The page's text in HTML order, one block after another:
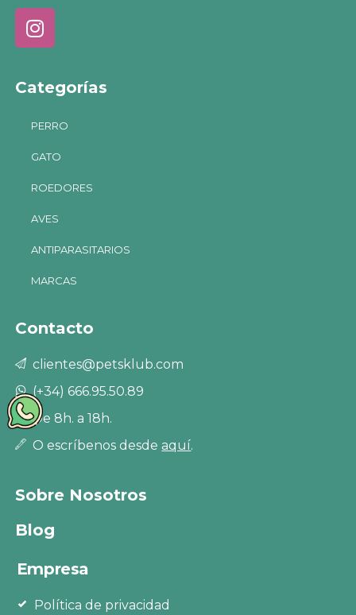
Categorías
PERRO
GATO
ROEDORES
AVES
ANTIPARASITARIOS
MARCAS
Contacto
clientes@petsklub.com
(+34) 666.95.50.89
De 8h. a 18h.
O escríbenos desdeaquí.
Sobre Nosotros
Blog
Empresa
Política de privacidad